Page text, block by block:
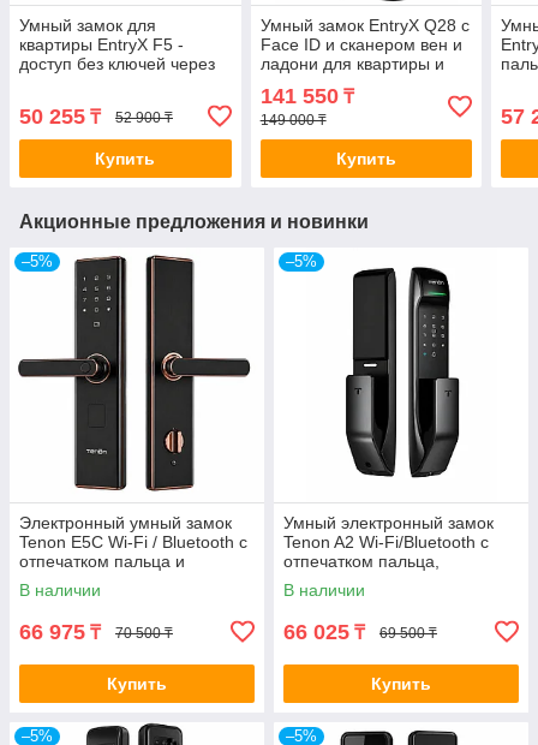
Умный замок для
квартиры EntryX F5 -
доступ без ключей через
50 255 ₸ 52 900 ₸
Купить
Умный замок EntryX Q28 с
Face ID и сканером вен и
ладони для квартиры и
141 550₸
149 000 ₸
Купить
57
Акционные предложения и новинки
–5%
Электронный умный замок
Tenon E5C Wi-Fi / Bluetooth с
отпечатком пальца и
приложением Tuya
В наличии
66 975 ₸ 70 500 ₸
Купить
–5%
Умный электронный замок
Tenon A2 Wi-Fi/Bluetooth с
отпечатком пальца,
приложением Tuya и
удаленным доступом
В наличии
66 025 ₸ 69 500 ₸
Купить
–5% –5%